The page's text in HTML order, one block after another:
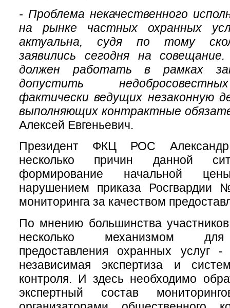
- Проблема некачественного
на рынке частных охранных
актуальна, судя по тому
заявились сегодня на
должен работать в рамках
допустить
фактически ведущих незаконную
выполняющих контрактные
Алексей Евгеньевич.
Президент ФКЦ РОС
несколько причин данной
формирование начальной
нарушением приказа Росгвардии
мониторинга за качеством
По мнению большинства
несколько механизмом для
предоставления охранных услуг -
независимая экспертиза и
контроля. И здесь необходимо
экспертный состав